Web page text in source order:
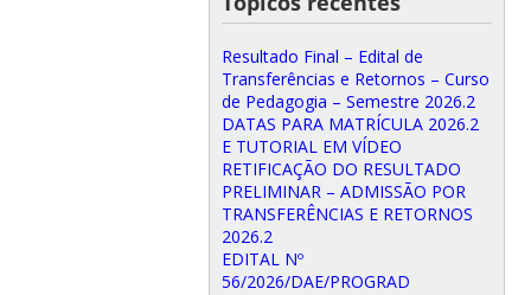
Resultado Final – Edital de
Transferências e Retornos – Curso
de Pedagogia – Semestre 2026.2
DATAS PARA MATRÍCULA 2026.2
E TUTORIAL EM VÍDEO
RETIFICAÇÃO DO RESULTADO
PRELIMINAR – ADMISSÃO POR
TRANSFERÊNCIAS E RETORNOS
2026.2
EDITAL Nº
56/2026/DAE/PROGRAD